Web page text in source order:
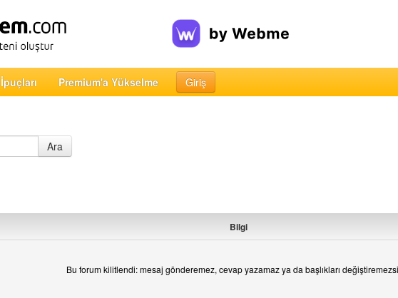
İpuçları Premium'a Yükselme Giriş
Ara
Bilgi
Bu forum kilitlendi: mesaj gönderemez, cevap yazamaz ya da başlıkları